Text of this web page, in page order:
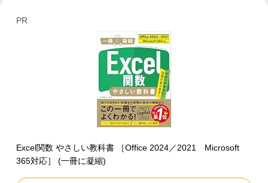
PR
Excel関数 やさしい教科書 ［Office 2024／2021 Microsoft
365対応］ (一冊に凝縮)